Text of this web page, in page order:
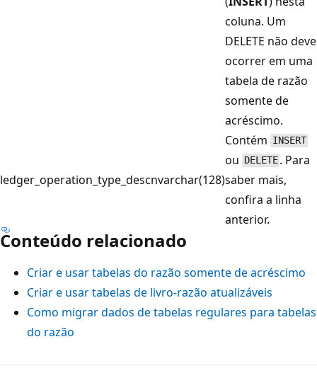
coluna. Um
DELETE não deve
ocorrer em uma
tabela de razão
somente de
acréscimo.
ledger_operation_type_descnvarchar(128)
Contém INSERT
ou DELETE . Para
saber mais,
confira a linha
anterior.
Conteúdo relacionado
Criar e usar tabelas do razão somente de acréscimo
Criar e usar tabelas de livro-razão atualizáveis
Como migrar dados de tabelas regulares para tabelas
do razão